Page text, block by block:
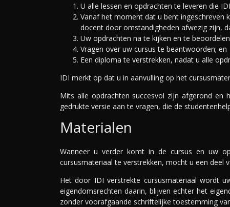
U alle lessen en opdrachten te leveren die
Vanaf het moment dat u bent ingeschreven
docent door omstandigheden afwezig zijn,
Uw opdrachten na te kijken en te
Vragen over uw cursus te beantwoorden; en
Een diploma te verstrekken, nadat u alle
IDI merkt op dat u in aanvulling op het
Mits alle opdrachten succesvol zijn afgerond en
gedrukte versie aan te vragen, die de
Materialen
Wanneer u verder komt in de cursus en uw
cursusmateriaal te verstrekken, mocht u een deel
Het door IDI verstrekte cursusmateriaal wordt
eigendomsrechten daarin, blijven echter het
zonder voorafgaande schriftelijke toestemming